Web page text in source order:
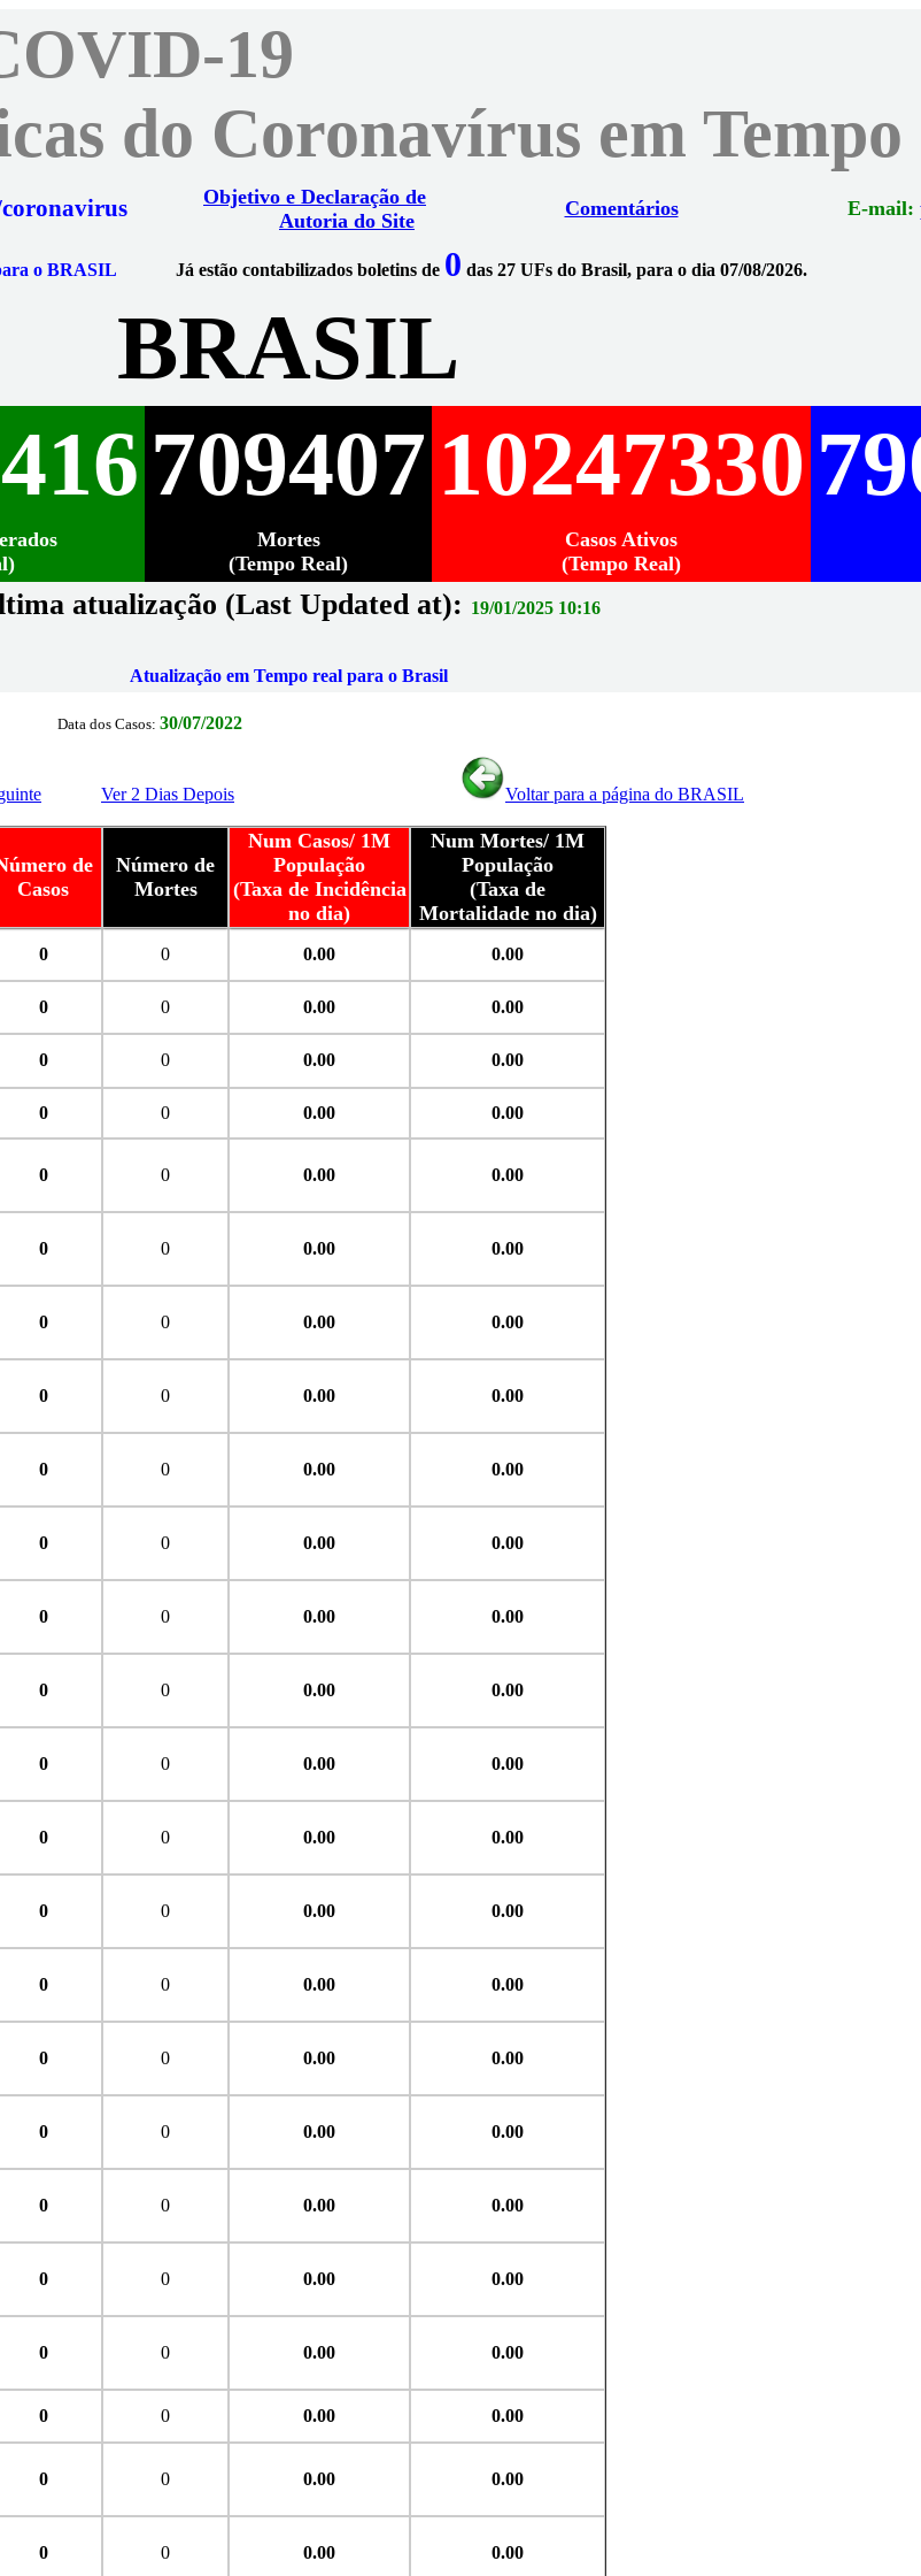
19
do Coronavírus em Tempo
Objetivo e Declaração de
Autoria do Site
Comentários E-mail:
o BRASIL Já estão contabilizados boletins de 0 das 27 UFs do Brasil, para o dia 07/08/2026.
BRASIL
709407 10247330
Mortes
(Tempo Real)
Casos Ativos
(Tempo Real)
atualização (Last Updated at): 19/01/2025 10:16
Atualização em Tempo real para o Brasil
Data dos Casos: 30/07/2022
Ver 2 Dias Depois Voltar para a página do BRASIL
de
Casos
Número de
Mortes
Num Casos/ 1M
População
(Taxa de Incidência
no dia)
Num Mortes/ 1M
População
(Taxa de
Mortalidade no dia)
0 0 0.00 0.00
0 0 0.00 0.00
0 0 0.00 0.00
0 0 0.00 0.00
0 0 0.00 0.00
0 0 0.00 0.00
0 0 0.00 0.00
0 0 0.00 0.00
0 0 0.00 0.00
0 0 0.00 0.00
0 0 0.00 0.00
0 0 0.00 0.00
0 0 0.00 0.00
0 0 0.00 0.00
0 0 0.00 0.00
0 0 0.00 0.00
0 0 0.00 0.00
0 0 0.00 0.00
0 0 0.00 0.00
0 0 0.00 0.00
0 0 0.00 0.00
0 0 0.00 0.00
0 0 0.00 0.00
0 0 0.00 0.00